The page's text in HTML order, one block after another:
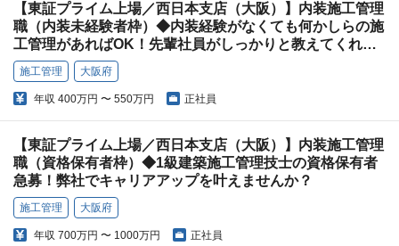
【東証プライム上場／西日本支店（大阪）】内装施工管理
職（内装未経験者枠）◆内装経験がなくても何かしらの施
工管理があればOK！先輩社員がしっかりと教えてくれる
ので安心です！
施工管理 大阪府
年収 400万円 〜 550万円 正社員
【東証プライム上場／西日本支店（大阪）】内装施工管理
職（資格保有者枠）◆1級建築施工管理技士の資格保有者
急募！弊社でキャリアアップを叶えませんか？
施工管理 大阪府
年収 700万円 〜 1000万円 正社員